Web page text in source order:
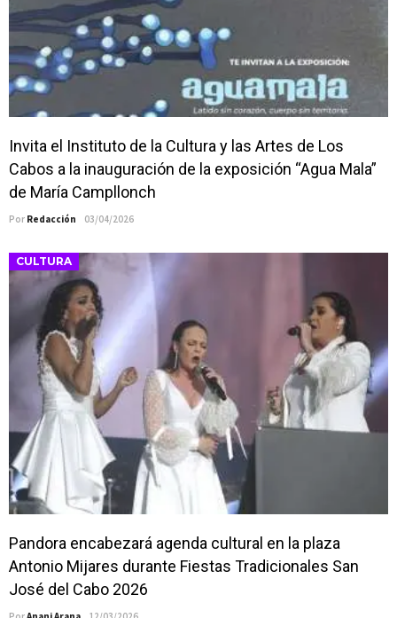
actividades de acceso libre
Invita el Instituto de la Cultura y las Artes de Los
Cabos a la inauguración de la exposición “Agua Mala”
de María Campllonch
Por Redacción 03/04/2026
CULTURA
Pandora encabezará agenda cultural en la plaza
Antonio Mijares durante Fiestas Tradicionales San
José del Cabo 2026